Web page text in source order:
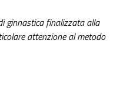
ginnastica finalizzata alla
attenzione al metodo